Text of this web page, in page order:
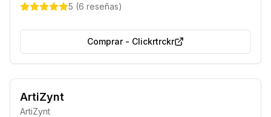
fatiga en los pies, asegurando una comodidad
5 (6 reseñas)
Comprar- Clickrtrckr
Entrega rápida en 48 horas
Pago disponible contra reembolso
ArtiZynt
ArtiZynt